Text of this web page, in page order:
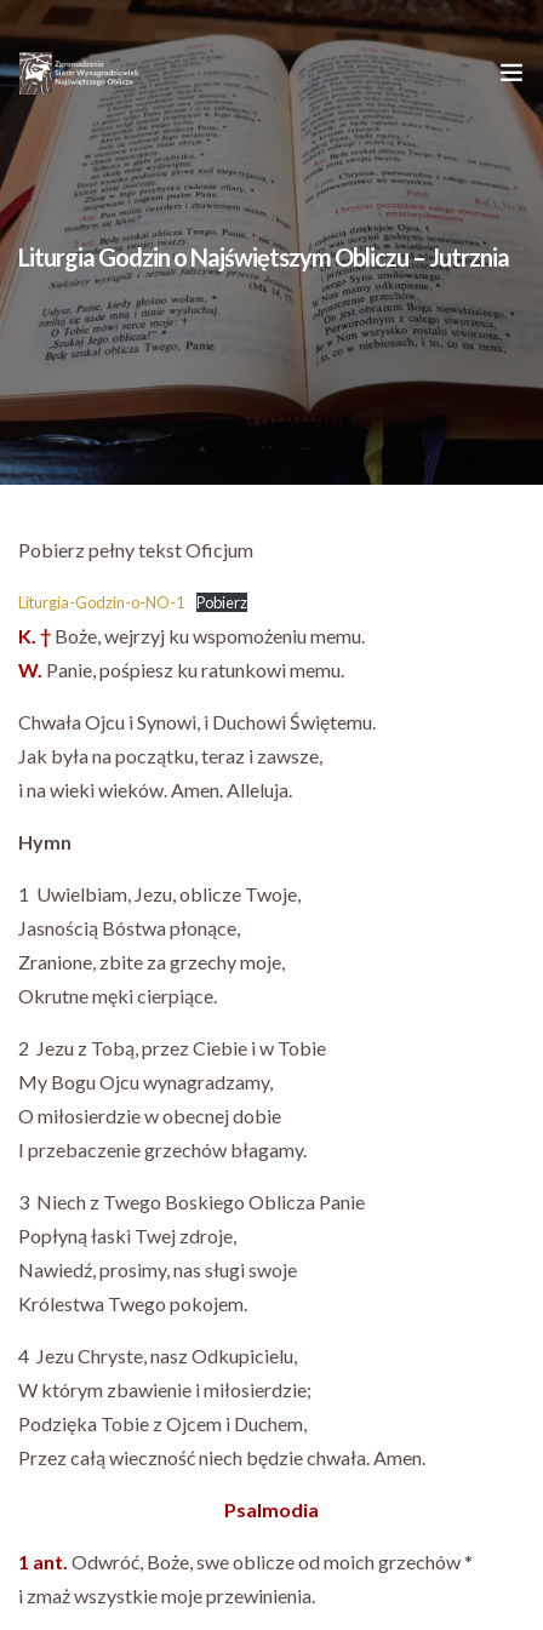
Strona główna
O nas
Oblicze Chrystusa
Młodym
Kontakt
Dzieła
Liturgia Godzin o Najświętszym Obliczu – Jutrznia
Pobierz pełny tekst Oficjum
Liturgia-Godzin-o-NO-1 Pobierz
K. † Boże, wejrzyj ku wspomożeniu memu.
W. Panie, pośpiesz ku ratunkowi memu.
Chwała Ojcu i Synowi, i Duchowi Świętemu.
Jak była na początku, teraz i zawsze,
i na wieki wieków. Amen. Alleluja.
Hymn
1 Uwielbiam, Jezu, oblicze Twoje,
Jasnością Bóstwa płonące,
Zranione, zbite za grzechy moje,
Okrutne męki cierpiące.
2 Jezu z Tobą, przez Ciebie i w Tobie
My Bogu Ojcu wynagradzamy,
O miłosierdzie w obecnej dobie
I przebaczenie grzechów błagamy.
3 Niech z Twego Boskiego Oblicza Panie
Popłyną łaski Twej zdroje,
Nawiedź, prosimy, nas sługi swoje
Królestwa Twego pokojem.
4 Jezu Chryste, nasz Odkupicielu,
W którym zbawienie i miłosierdzie;
Podzięka Tobie z Ojcem i Duchem,
Przez całą wieczność niech będzie chwała. Amen.
Psalmodia
1 ant. Odwróć, Boże, swe oblicze od moich grzechów *
i zmaż wszystkie moje przewinienia.